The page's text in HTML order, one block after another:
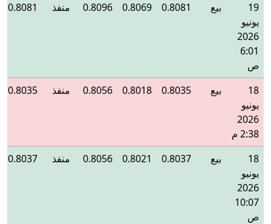
19
يونيو
2026
6:01
ص
بيع 0.8081
0.8069
0.8096 منفذ 0.8081
18
يونيو
2026
2:38 م
بيع 0.8035
0.8018
0.8056 منفذ 0.8035
18
يونيو
2026
10:07
ص
بيع 0.8037
0.8021
0.8056 منفذ 0.8037